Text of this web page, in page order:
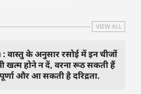
VIEW ALL
वास्तु के अनुसार रसोई में इन चीजों
खत्म होने न दें, वरना रूठ सकती हैं
और आ सकती है दरिद्रता.